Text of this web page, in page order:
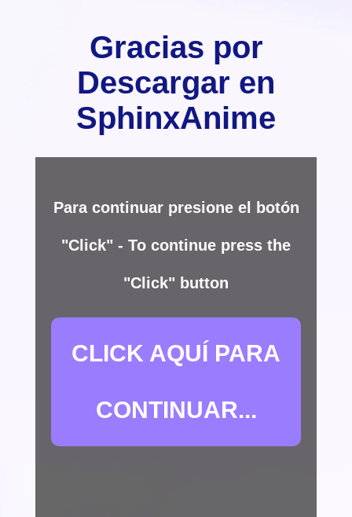
Gracias por
Descargar en
SphinxAnime
Para continuar presione el botón
"Click" - To continue press the
"Click" button
CLICK AQUÍ PARA
CONTINUAR...